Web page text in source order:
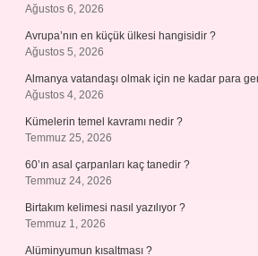
Ağustos 6, 2026
Avrupa’nın en küçük ülkesi hangisidir ?
Ağustos 5, 2026
Almanya vatandaşı olmak için ne kadar para
Ağustos 4, 2026
Kümelerin temel kavramı nedir ?
Temmuz 25, 2026
60’ın asal çarpanları kaç tanedir ?
Temmuz 24, 2026
Birtakım kelimesi nasıl yazılıyor ?
Temmuz 1, 2026
Alüminyumun kısaltması ?